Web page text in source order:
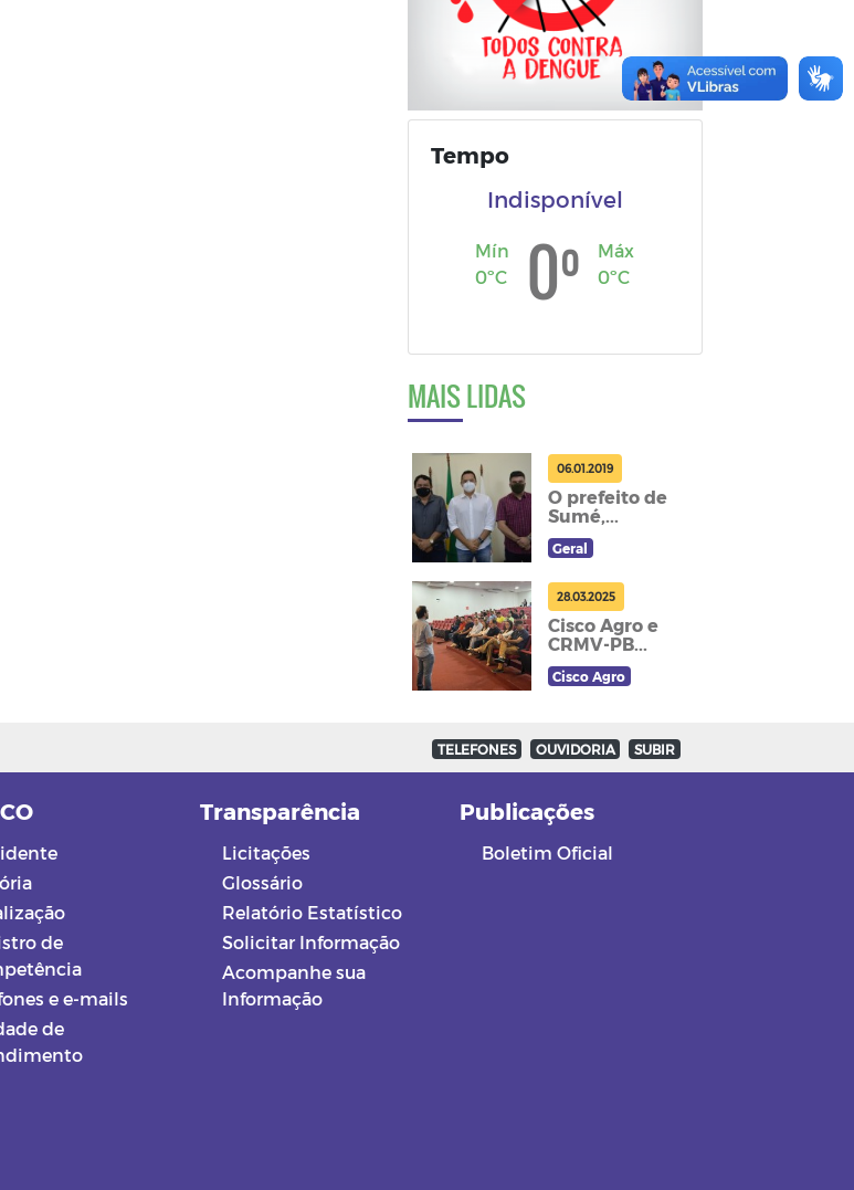
Tempo
Indisponível
Mín
0ºC
0º
Máx
0ºC
MAIS LIDAS
06.01.2019
O prefeito de
Sumé,...
Geral
28.03.2025
Cisco Agro e
CRMV-PB...
Cisco Agro
TELEFONES OUVIDORIA SUBIR
de
e e-mails
de
Transparência
Licitações
Glossário
Relatório Estatístico
Solicitar Informação
Acompanhe sua
Informação
Publicações
Boletim Oficial